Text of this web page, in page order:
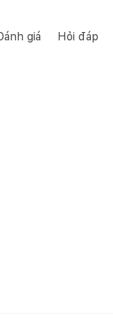
giá Hỏi đáp